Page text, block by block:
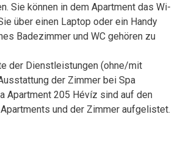
Sie können in dem Apartment das Wi-
über einen Laptop oder ein Handy
Badezimmer und WC gehören zu
der Dienstleistungen (ohne/mit
der Zimmer bei Spa
Apartment 205 Hévíz sind auf den
und der Zimmer aufgelistet.